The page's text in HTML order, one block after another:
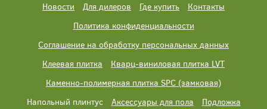
Новости Для дилеров Где купить
Контакты
Политика конфиденциальности
Соглашение на обработку персональных данных
Клеевая плитка
Кварц-виниловая плитка LVT
Каменно-полимерная плитка SPC (замковая)
Напольный плинтус
Аксессуары для пола Подложка